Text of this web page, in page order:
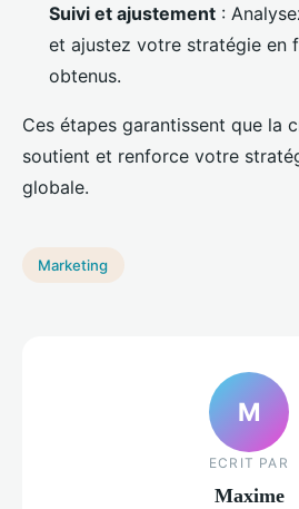
Suivi et ajustement :
et ajustez votre stratégie en
obtenus.
Ces étapes garantissent que la
soutient et renforce votre
globale.
Marketing
M
ECRIT PAR
Maxime